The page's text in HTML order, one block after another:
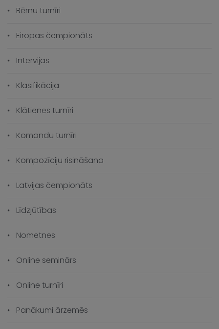
Bērnu turnīri
Eiropas čempionāts
Intervijas
Klasifikācija
Klātienes turnīri
Komandu turnīri
Kompozīciju risināšana
Latvijas čempionāts
Līdzjūtības
Nometnes
Online seminārs
Online turnīri
Panākumi ārzemēs